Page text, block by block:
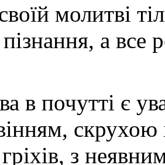
молитві
а
в почутті є
скрухою
з